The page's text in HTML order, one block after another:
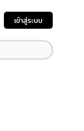
เข้าสู่ระบบ